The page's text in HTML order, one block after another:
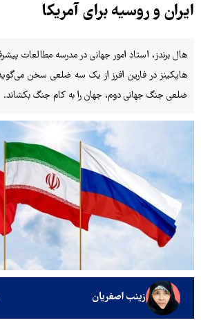
ایران و روسیه برای آمریکا
هال برندز، استاد امور جهانی در مدرسه مطالعات
‌هاپکینز در فارین افرز از یک سه ضلعی سخن
ضلعی جنگ جهانی دوم، جهان را به کام جنگ بکشاند.
زینب اصغریان